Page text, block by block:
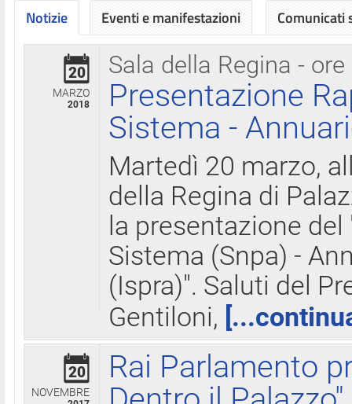
Notizie
Sala della Regina - ore
20
MARZO
2018
Presentazione
Sistema -
Martedì 20 marzo,
della Regina di
la presentazione
Sistema (Snpa) -
(Ispra)". Saluti del
Gentiloni,
20
NOVEMBRE
Rai Parlamento
Eventi e manifestazioni Comunicati